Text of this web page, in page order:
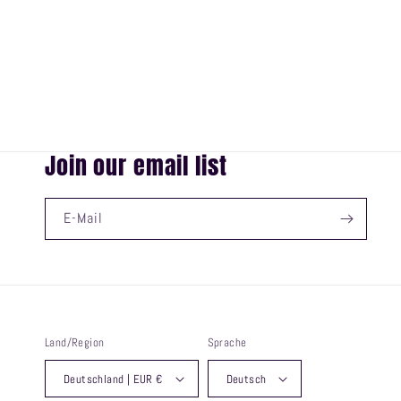
Join our email list
E-Mail
Land/Region
Deutschland | EUR €
Sprache
Deutsch